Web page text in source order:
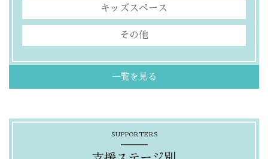
キッズスペース
その他
一覧を見る
SUPPORTERS